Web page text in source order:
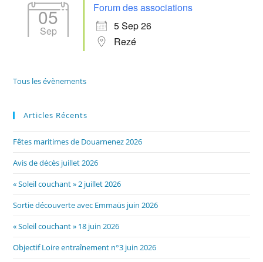
05
Sep
Forum des associations
5 Sep 26
Rezé
Tous les évènements
Articles Récents
Fêtes maritimes de Douarnenez 2026
Avis de décès juillet 2026
« Soleil couchant » 2 juillet 2026
Sortie découverte avec Emmaüs juin 2026
« Soleil couchant » 18 juin 2026
Objectif Loire entraînement n°3 juin 2026